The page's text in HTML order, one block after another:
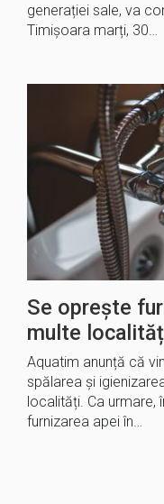
generației sale, va
Timișoara marți, 30…
Se oprește
multe
Aquatim anunță că
spălarea și
localități. Ca
furnizarea apei în…